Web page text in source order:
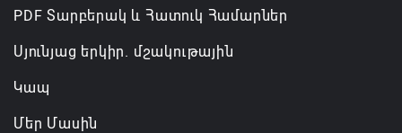
PDF Տարբերակ և Հատուկ Համարներ
Սյունյաց երկիր. մշակութային
Կապ
Մեր Մասին